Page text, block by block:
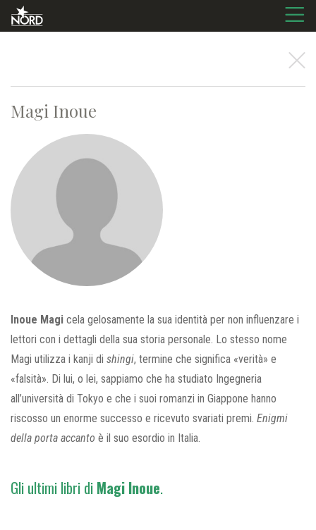
Magi Inoue
Inoue Magi cela gelosamente la sua identità per non influenzare i
lettori con i dettagli della sua storia personale. Lo stesso nome
Magi utilizza i kanji di shingi, termine che significa «verità» e
«falsità». Di lui, o lei, sappiamo che ha studiato Ingegneria
all’università di Tokyo e che i suoi romanzi in Giappone hanno
riscosso un enorme successo e ricevuto svariati premi. Enigmi
della porta accanto è il suo esordio in Italia.
Gli ultimi libri di Magi Inoue.